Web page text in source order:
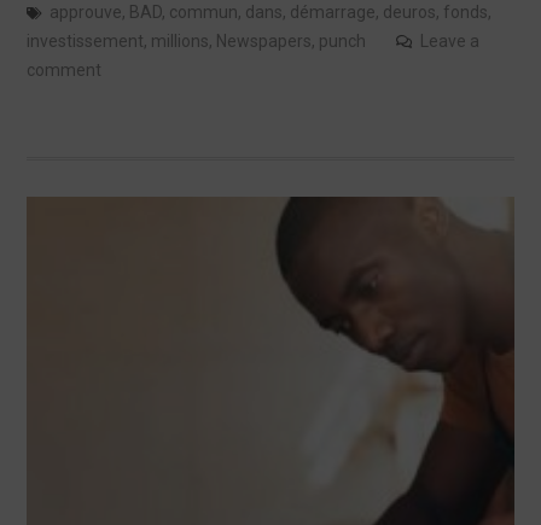
approuve, BAD, commun, dans, démarrage, deuros, fonds,
investissement, millions, Newspapers, punch
Leave a
comment